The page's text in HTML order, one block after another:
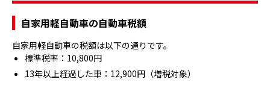
自家用軽自動車の自動車税額
自家用軽自動車の税額は以下の通りです。
標準税率：10,800円
13年以上経過した車：12,900円（増税対象）